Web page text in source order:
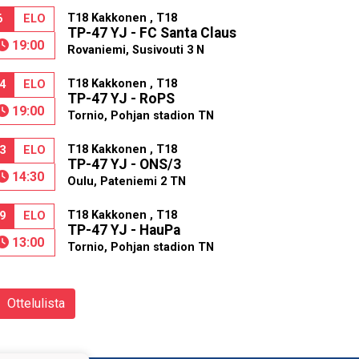
ELO
19:00
T18 Kakkonen , T18
TP-47 YJ - FC Santa Claus
Rovaniemi, Susivouti 3 N
ELO
19:00
T18 Kakkonen , T18
TP-47 YJ - RoPS
Tornio, Pohjan stadion TN
ELO
14:30
T18 Kakkonen , T18
TP-47 YJ - ONS/3
Oulu, Pateniemi 2 TN
ELO
13:00
T18 Kakkonen , T18
TP-47 YJ - HauPa
Tornio, Pohjan stadion TN
Ottelulista